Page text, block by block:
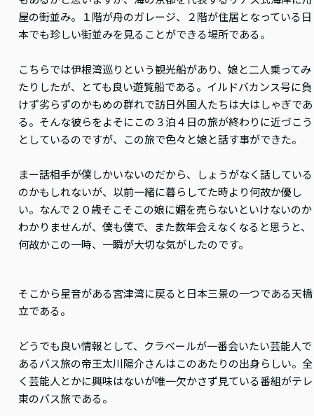
屋の街並み。１階が舟のガレージ、２階が住居となっている日
本でも珍しい街並みを見ることができる場所である。
こちらでは伊根湾巡りという観光船があり、娘と二人乗ってみ
たりしたが、とても良い遊覧船である。イルドバカンス号に負
けず劣らずのかもめの群れで訪日外国人たちは大はしゃぎであ
る。そんな彼らをよそにこの３泊４日の旅が終わりに近づこう
としているのですが、この旅で色々と娘と話す事ができた。
まー話相手が僕しかいないのだから、しょうがなく話している
のかもしれないが、以前一緒に暮らしてた時より何故か優し
い。なんで２０歳そこそこの娘に媚を売らないといけないのか
わかりませんが、僕も僕で、また数年会えなくなると思うと、
何故かこの一時、一瞬が大切な気がしたのです。
そこから星音がある宮津湾に戻ると日本三景の一つである天橋
立である。
どうでも良い情報として、クラベールが一番会いたい芸能人で
あるバス旅の帝王太川陽介さんはこのあたりの出身らしい。全
く芸能人とかに興味はないが唯一欠かさず見ている番組がテレ
東のバス旅である。